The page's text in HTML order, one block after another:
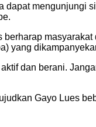
mengunjungi
yang
dan berani.
Gayo Lues